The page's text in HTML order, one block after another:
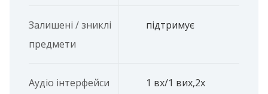
Залишені / зниклі
предмети
підтримує
Аудіо інтерфейси
1 вх/1 вих,2x